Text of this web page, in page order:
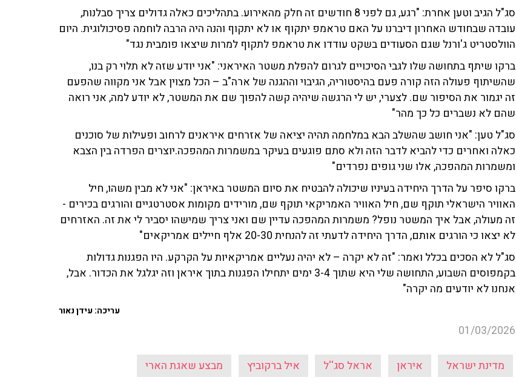
סג"ל הגיב וטען אחרת: "רגע, גם לפני 8 חודשים זה חלק מהאירוע. בתהליכים כאלה גדולים צריך סבלנות,
עובדה שבחודש האחרון דיברנו על האם טראמפ יתקוף או לא יתקוף והנה היה הרבה לוחמה פסיכולוגית. היום
הוולסטריט ג'ורנל שגם הסעודים בשקט עודדו את טראמפ לתקוף למרות שיצאו פומבית נגד"
ברקו שיתף בתחושה שלו לגבי הסיכויים לגרום להפלת משטר האיראני: "אני יודע שזה לא תלוי רק בנו,
שהשיתוף פעולה הזה קורה פעם בהיסטוריה, הגיבוי וההגנה של ארה"ב – הכל מצוין אבל אני מקווה שהפעם
זה יגמור את הסיפור שם. לצערי, יש לי הרגשה שיהיה קשה להפוך שם את המשטר, לא יודע למה, אני רואה
שהם לא נשברים כל כך מהר"
סג"ל טען: "אני חושב שהשלב הבא במלחמה תהיה יציאה של אזרחים איראנים לרחוב ופעילות של סוכנים
כאלה ואחרים כדי להביא לדבר הזה ולא סתם פוגעים בעיקר במשמרות המהפכה.יוצרים הפרדה בין הצבא
ומשמרות המהפכה, אלו שני גופים נפרדים"
ברקו סיפר על הדרך היחידה בעיניו שיכולה להבטיח את סיום המשטר באיראן: "אני לא מבין משהו, חיל
האוויר הישראלי תוקף שם, חיל האוויר האמריקאי תוקף שם, מורידים מקומות אסטרטגיים והורגים בכירים -
זה מעולה, אבל איך המשטר נופל? משמרות המהפכה עדיין שם ואני צריך שמישהו יסביר לי את זה. האזרחים
לא יצאו כי הורגים אותם, הדרך היחידה לדעתי זה להנחית 20-30 אלף חיילים אמריקאים"
סג"ל לא הסכים בכלל ואמר: "זה לא יקרה – לא יהיה נעליים אמריקאיות על הקרקע. היו הפגנות גדולות
בקמפוסים השבוע, התחושה שלי היא שתוך 3-4 ימים יתחילו הפגנות בתוך איראן וזה יגלגל את הכדור. אבל,
אנחנו לא יודעים מה יקרה"
עריכה: עידן נאור
01/03/2026
מדינת ישראל איראן אראל סג''ל איל ברקוביץ מבצע שאגת הארי